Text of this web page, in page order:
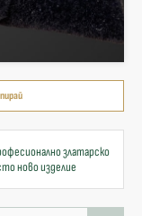
златарско
ново изделие